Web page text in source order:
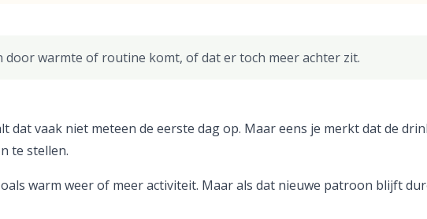
door warmte of routine komt, of dat er toch meer achter zit.
dat vaak niet meteen de eerste dag op. Maar eens je merkt dat de
te stellen.
warm weer of meer activiteit. Maar als dat nieuwe patroon blijft